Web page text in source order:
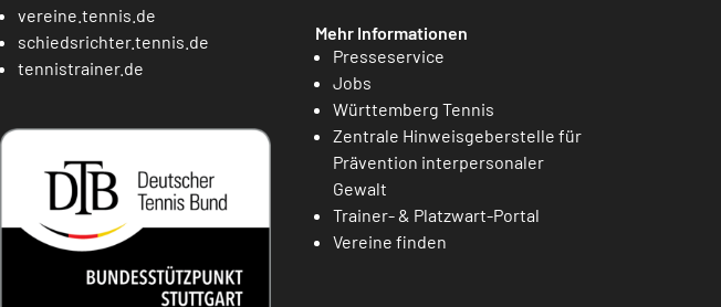
vereine.tennis.de
schiedsrichter.tennis.de
tennistrainer.de
Mehr Informationen
Presseservice
Jobs
Württemberg Tennis
Zentrale Hinweisgeberstelle für
Prävention interpersonaler
Gewalt
Trainer- & Platzwart-Portal
Vereine finden